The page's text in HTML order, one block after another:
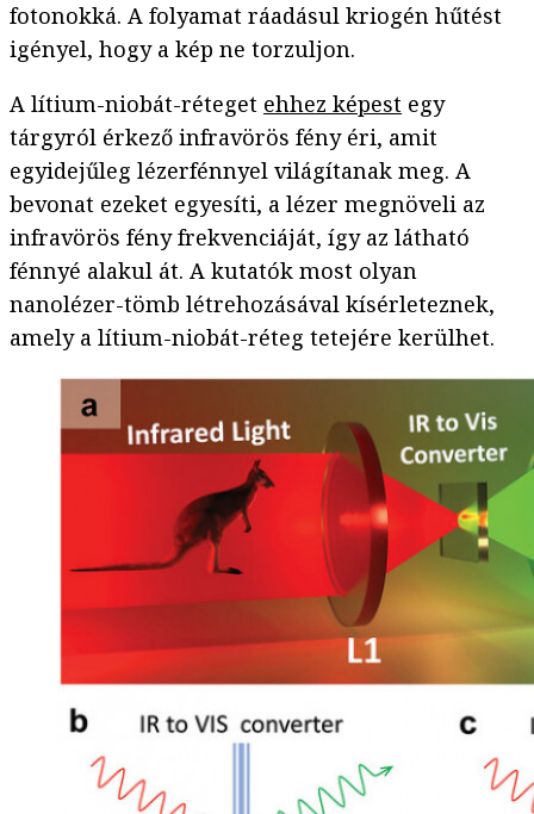
fotonokká. A folyamat ráadásul kriogén hűtést
igényel, hogy a kép ne torzuljon.
A lítium-niobát-réteget ehhez képest egy
tárgyról érkező infravörös fény éri, amit
egyidejűleg lézerfénnyel világítanak meg. A
bevonat ezeket egyesíti, a lézer megnöveli az
infravörös fény frekvenciáját, így az látható
fénnyé alakul át. A kutatók most olyan
nanolézer-tömb létrehozásával kísérleteznek,
amely a lítium-niobát-réteg tetejére kerülhet.